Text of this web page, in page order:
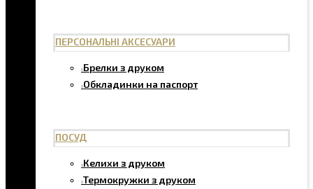
ПЕРСОНАЛЬНІ АКСЕСУАРИ
Брелки з друком
Обкладинки на паспорт
ПОСУД
Келихи з друком
Термокружки з друком